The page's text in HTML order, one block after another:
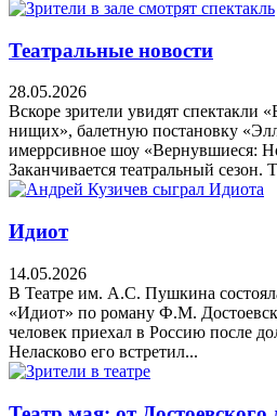
Театральные новости
28.05.2026
Вскоре зрители увидят спектакли
нищих», балетную постановку
имеррсивное шоу «Вернувшиеся:
Заканчивается театральный сезон.
Идиот
14.05.2026
В Театре им. А.С. Пушкина
«Идиот» по роману Ф.М.
человек приехал в Россию после
Неласково его встретил...